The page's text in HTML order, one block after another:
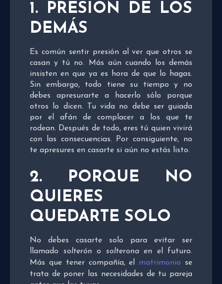
1. PRESIÓN DE LOS
DEMÁS
Es común sentir presión al ver que otros se
casan y tú no. Más aún cuando los demás
insisten en que ya es hora de que lo hagas.
Sin embargo, todo tiene su tiempo y no
debes apresurarte a hacerlo sólo porque
otros lo dicen. Tu vida no debe ser guiada
por el afán de complacer a los que te
rodean. Después de todo, eres tú quien vivirá
con las consecuencias. Por consiguiente, no
te apresures en casarte si aún no estás listo.
2. PORQUE NO
QUIERES
QUEDARTE SOLO
No debes casarte solo para evitar ser
llamado solterón o solteronaen el futuro.
Más que tener compañía, el matrimonio se
trata de poner las necesidades de tu pareja